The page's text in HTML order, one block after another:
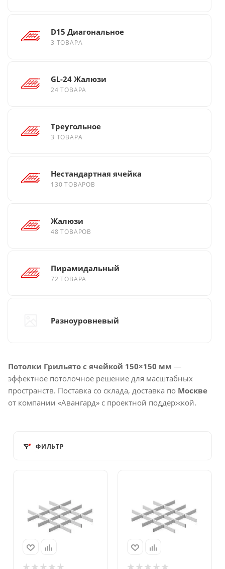
D15 Диагональное
3 ТОВАРА
GL-24 Жалюзи
24 ТОВАРА
Треугольное
3 ТОВАРА
Нестандартная ячейка
130 ТОВАРОВ
Жалюзи
48 ТОВАРОВ
Пирамидальный
72 ТОВАРА
Разноуровневый
Потолки Грильято с ячейкой 150×150 мм —
эффектное потолочное решение для масштабных
пространств. Поставка со склада, доставка по Москве
от компании «Авангард» с проектной поддержкой.
ФИЛЬТР